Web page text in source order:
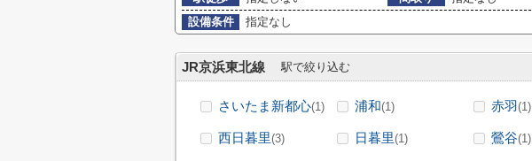
設備条件
指定なし
JR京浜東北線 駅で絞り込む
さいたま新都心(1) 浦和(1) 赤羽(1)
西日暮里(3) 日暮里(1) 鶯谷(1)